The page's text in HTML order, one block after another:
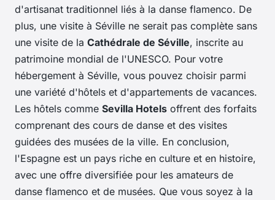
d'artisanat traditionnel liés à la danse flamenco. De
plus, une visite à Séville ne serait pas complète sans
une visite de la Cathédrale de Séville, inscrite au
patrimoine mondial de l'UNESCO. Pour votre
hébergement à Séville, vous pouvez choisir parmi
une variété d'hôtels et d'appartements de vacances.
Les hôtels comme Sevilla Hotels offrent des forfaits
comprenant des cours de danse et des visites
guidées des musées de la ville. En conclusion,
l'Espagne est un pays riche en culture et en histoire,
avec une offre diversifiée pour les amateurs de
danse flamenco et de musées. Que vous soyez à la